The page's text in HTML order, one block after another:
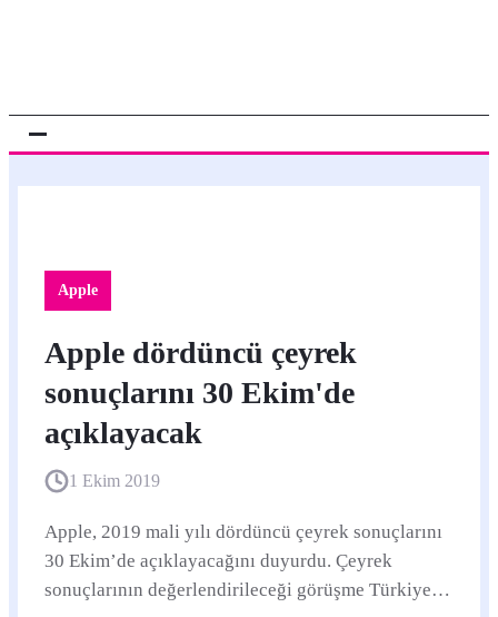
Apple
Apple dördüncü çeyrek
sonuçlarını 30 Ekim'de
açıklayacak
1 Ekim 2019
Apple, 2019 mali yılı dördüncü çeyrek sonuçlarını
30 Ekim’de açıklayacağını duyurdu. Çeyrek
sonuçlarının değerlendirileceği görüşme Türkiye